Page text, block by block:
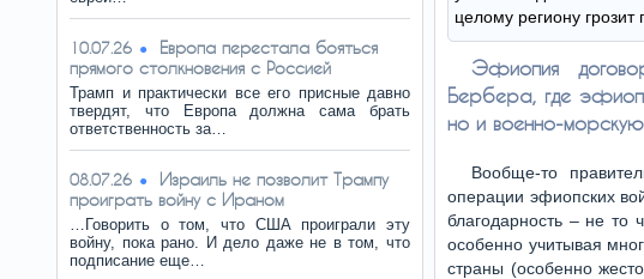
10.07.26
Европа перестала бояться
прямого столкновения с Россией
Трамп и практически все его присные давно
твердят, что Европа должна сама брать
ответственность за…
08.07.26
Израиль не позволит Трампу
проиграть войну с Ираном
…Говорить о том, что США проиграли эту
войну, пока рано. И дело даже не в том, что
подписание еще…
целому региону грозит
Эфиопия
Бербера, где
но и военно-
Вообще-то
операции эфиопских
благодарность – не то
особенно учитывая
страны (особенно